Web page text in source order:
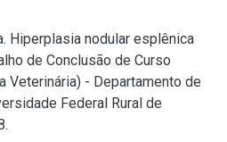
Hiperplasia nodular esplênica
de Conclusão de Curso
Veterinária) - Departamento de
Federal Rural de